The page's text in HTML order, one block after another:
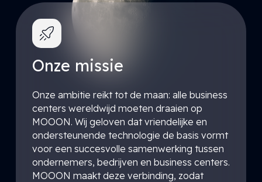
Onze missie
Onze ambitie reikt tot de maan: alle business
centers wereldwijd moeten draaien op
MOOON. Wij geloven dat vriendelijke en
ondersteunende technologie de basis vormt
voor een succesvolle samenwerking tussen
ondernemers, bedrijven en business centers.
MOOON maakt deze verbinding, zodat